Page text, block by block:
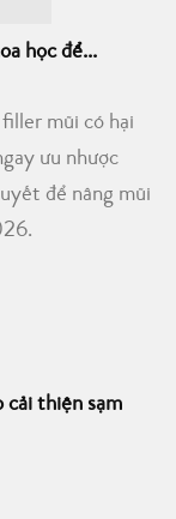
học để...
mũi có hại
ưu nhược
để nâng mũi
cải thiện sạm